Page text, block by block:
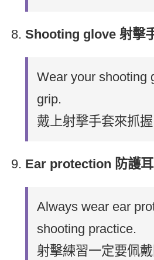
Shooting glove 射擊
Wear your shooting
grip.
戴上射擊手套來抓握
Ear protection 防護
Always wear ear
shooting practice.
射擊練習一定要佩